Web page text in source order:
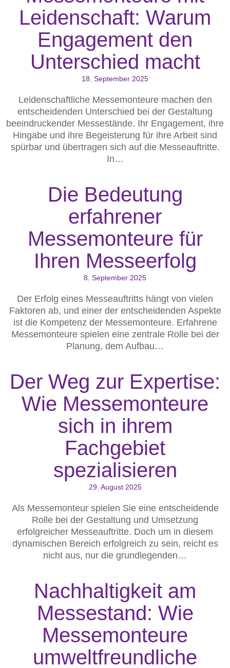
Leidenschaft: Warum
Engagement den
Unterschied macht
18. September 2025
Leidenschaftliche Messemonteure machen den
entscheidenden Unterschied bei der Gestaltung
beeindruckender Messestände. Ihr Engagement, ihre
Hingabe und ihre Begeisterung für ihre Arbeit sind
spürbar und übertragen sich auf die Messeauftritte.
In…
Die Bedeutung
erfahrener
Messemonteure für
Ihren Messeerfolg
8. September 2025
Der Erfolg eines Messeauftritts hängt von vielen
Faktoren ab, und einer der entscheidenden Aspekte
ist die Kompetenz der Messemonteure. Erfahrene
Messemonteure spielen eine zentrale Rolle bei der
Planung, dem Aufbau…
Der Weg zur Expertise:
Wie Messemonteure
sich in ihrem
Fachgebiet
spezialisieren
29. August 2025
Als Messemonteur spielen Sie eine entscheidende
Rolle bei der Gestaltung und Umsetzung
erfolgreicher Messeauftritte. Doch um in diesem
dynamischen Bereich erfolgreich zu sein, reicht es
nicht aus, nur die grundlegenden…
Nachhaltigkeit am
Messestand: Wie
Messemonteure
umweltfreundliche